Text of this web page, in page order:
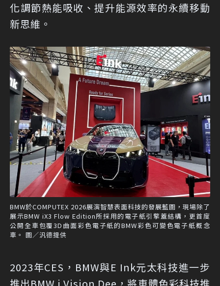
化調節熱能吸收、提升能源效率的永續移動
新思維。
BMW於COMPUTEX 2026展演智慧表面科技的發展藍圖，現場除了
展示BMW iX3 Flow Edition所採用的電子紙引擎蓋結構，更首度
公開全車包覆3D曲面彩色電子紙的BMW彩色可變色電子紙概念
車。 圖／汎德提供
2023年CES，BMW與E Ink元太科技進一步